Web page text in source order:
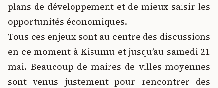
plans de développement et de mieux saisir les
opportunités économiques.
Tous ces enjeux sont au centre des discussions
en ce moment à Kisumu et jusqu’au samedi 21
mai. Beaucoup de maires de villes moyennes
sont venus justement pour rencontrer des